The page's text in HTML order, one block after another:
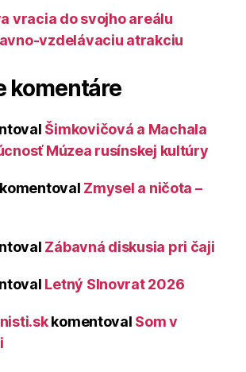
vracia do svojho areálu
vzdelávaciu atrakciu
komentáre
Šimkovičová a Machala
Múzea rusínskej kultúry
komentoval Zmysel a ničota –
Zábavná diskusia pri čaji
Letný Slnovrat 2026
komentoval Som v